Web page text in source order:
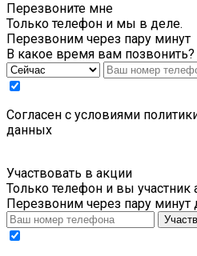
Перезвоните мне
Только телефон и мы в деле.
Перезвоним через пару минут
В какое время вам позвонить?
Cогласен с условиями
данных
Участвовать в акции
Только телефон и вы участник
Перезвоним через пару минут